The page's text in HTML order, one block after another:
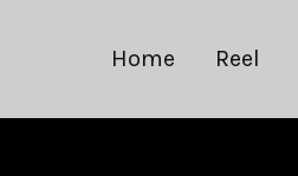
Home Reel